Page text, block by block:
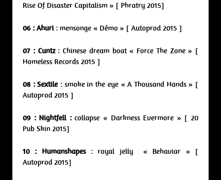
Rise Of Disaster Capitalism » [ Phratry 2015]
06 : Ahuri: mensonge « Démo » [ Autoprod 2015 ]
07 : Cuntz: Chinese dream boat « Force The Zone » [
Homeless Records 2015 ]
08 : Sextile: smoke in the eye « A Thousand Hands » [
Autoprod 2015 ]
09 : Nightfell :collapse « Darkness Evermore » [ 20
Pub Skin 2015]
10 : Humanshapes: royal jelly « Behaviar » [
Autoprod 2015]